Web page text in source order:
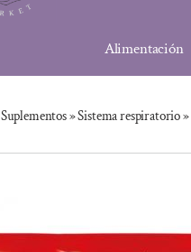
Alimentación
Suplementos»Sistema respiratorio»